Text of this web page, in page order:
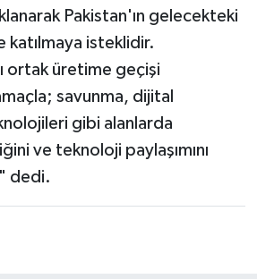
Pakistan'ın gelecekteki
katılmaya isteklidir.
ortak üretime geçişi
savunma, dijital
gibi alanlarda
ve teknoloji paylaşımını
dedi.